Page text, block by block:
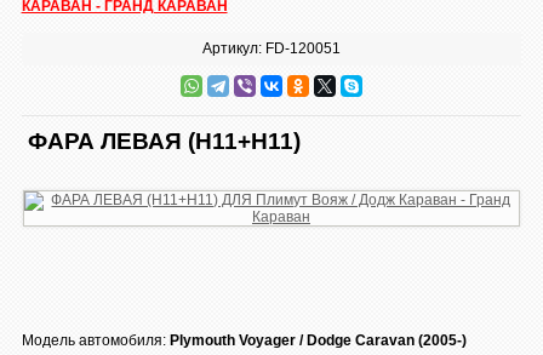
КАРАВАН - ГРАНД КАРАВАН
Артикул: FD-120051
ФАРА ЛЕВАЯ (Н11+Н11)
Модель автомобиля: Plymouth Voyager / Dodge Caravan (2005-)